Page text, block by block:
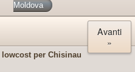
Moldova
Avanti
»
per Chisinau